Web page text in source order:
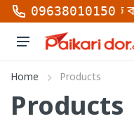
09638010150
লাইন নাম্বার
Home Products
Products